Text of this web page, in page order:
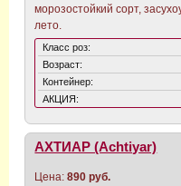
морозостойкий сорт,
лето.
Класс роз:
Возраст:
Контейнер:
АКЦИЯ:
АХТИАР (Achtiyar)
Цена:890 руб.